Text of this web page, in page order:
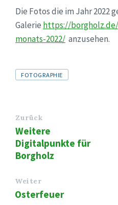
Die Fotos die im Jahr 2022
Galerie https://
monats-2022/ anzusehen.
Tags
FOTOGRAPHIE
Zurück
Weitere
Digitalpunkte für
Borgholz
Weiter
Osterfeuer